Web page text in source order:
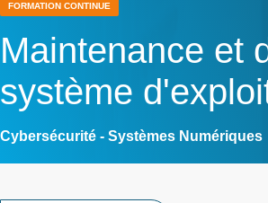
FORMATION CONTINUE
Maintenance et
système
Cybersécurité - Systèmes Numériques